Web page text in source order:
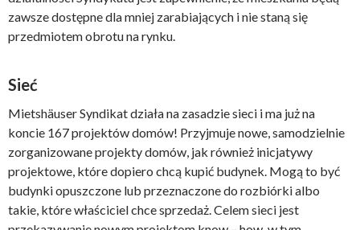
zawsze dostępne dla mniej zarabiających i nie staną się
przedmiotem obrotu na rynku.
Sieć
Mietshäuser Syndikat działa na zasadzie sieci i ma już na
koncie 167 projektów domów! Przyjmuje nowe, samodzielnie
zorganizowane projekty domów, jak również inicjatywy
projektowe, które dopiero chcą kupić budynek. Mogą to być
budynki opuszczone lub przeznaczone do rozbiórki albo
takie, które właściciel chce sprzedaż. Celem sieci jest